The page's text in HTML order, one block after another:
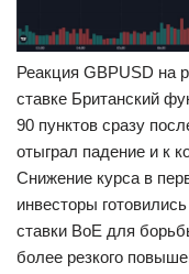
Реакция GBPUSD на
ставке Британский
90 пунктов сразу
отыграл падение и к
Снижение курса в
инвесторы
ставки BoE для
более резкого